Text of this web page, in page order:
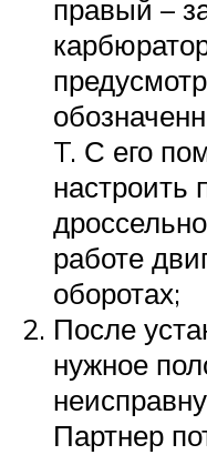
правый –
T. С его
настроить
работе
оборотах;
После
нужное
Партнер